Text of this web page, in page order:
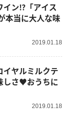
イン⁉︎「アイス
本当に大人な味
2019.01.18
イヤルミルクテ
しさ♥おうちに
2019.01.18